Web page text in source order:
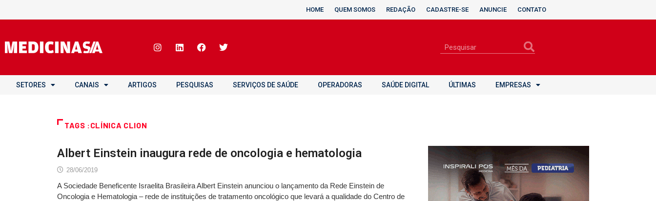
HOME QUEM SOMOS REDAÇÃO CADASTRE-SE ANUNCIE CONTATO
SETORES CANAIS ARTIGOS PESQUISAS SERVIÇOS DE SAÚDE OPERADORAS SAÚDE DIGITAL ÚLTIMAS EMPRESAS
TAGS :CLÍNICA CLION
Albert Einstein inaugura rede de oncologia e hematologia
28/06/2019
A Sociedade Beneficente Israelita Brasileira Albert Einstein anunciou o lançamento da Rede Einstein de
Oncologia e Hematologia – rede de instituições de tratamento oncológico que levará a qualidade do Centro de